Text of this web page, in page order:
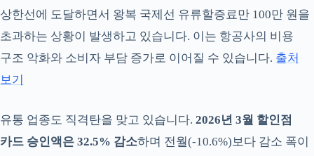
상한선에 도달하면서 왕복 국제선 유류할증료만 100만 원을
초과하는 상황이 발생하고 있습니다. 이는 항공사의 비용
구조 악화와 소비자 부담 증가로 이어질 수 있습니다. 출처
보기
유통 업종도 직격탄을 맞고 있습니다. 2026년 3월 할인점
카드 승인액은 32.5% 감소하며 전월(-10.6%)보다 감소 폭이